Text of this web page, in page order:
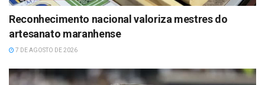
Reconhecimento nacional valoriza mestres do
artesanato maranhense
7 DE AGOSTO DE 2026